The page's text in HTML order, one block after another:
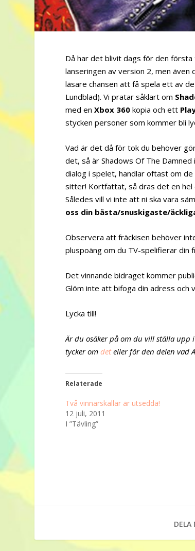
Då har det blivit dags för den
lanseringen av version 2, men
läsare chansen att få spela ett av
Lundblad). Vi pratar såklart om
med enXbox 360kopia och ett
stycken personer som kommer bli
Vad är det då för tok du behöver
det, så är Shadows Of The
dialog i spelet, handlar oftast om
sitter! Kortfattat, så dras det en hel
Således vill vi inte att ni ska vara
oss din bästa/snuskigaste/
Observera att fräckisen behöver
pluspoäng om du TV-spelifierar din
Det vinnande bidraget kommer
Glöm inte att bifoga din adress och
Lycka till!
Är du osäker på om du vill ställa
tycker omdeteller för den delen vad
Relaterade
Två vinnarskallar är utsedda!
12 juli, 2011
I ”Tävling”
DELA